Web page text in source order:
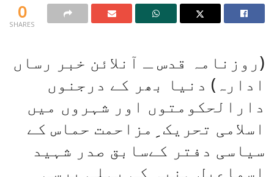
0
SHARES
(روزنامہ قدس ـ آنلائن خبر رساں
ادارہ) دنیا بھر کے درجنوں
دارالحکومتوں اور شہروں میں
اسلامی تحریک ِِِِمزاحمت حماس کے
سیاسی دفتر کےسابق صدر شہید
اسماعیل ہنیہ کی پہلی برسی